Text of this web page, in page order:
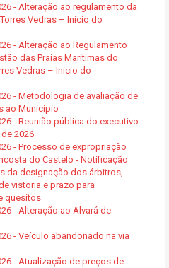
- Alteração ao regulamento da
Vedras – Início do
- Alteração ao Regulamento
das Praias Marítimas do
Vedras – Inicio do
- Metodologia de avaliação de
ao Município
- Reunião pública do executivo
2026
- Processo de expropriação
do Castelo - Notificação
da designação dos árbitros,
vistoria e prazo para
quesitos
- Alteração ao Alvará de
- Veículo abandonado na via
- Atualização de preços de